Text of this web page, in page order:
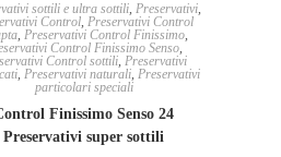
sottili e ultra sottili,Preservativi,
Control, Preservativi Control
, Preservativi Control Finissimo,
Control Finissimo Senso,
Control sottili,Preservativi
,Preservativi naturali,Preservativi
particolari speciali
Finissimo Senso 24
Preservativi super sottili